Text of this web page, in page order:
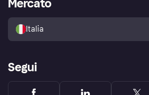
Politica di protezione
dell'acquirente Klarna
Mercato
Italia
Segui